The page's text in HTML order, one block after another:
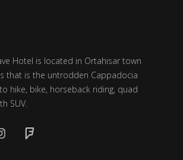
Hotel is located in Ortahisar town
that is the untrodden Cappadocia
hike, bike, horseback riding, quad
SUV.